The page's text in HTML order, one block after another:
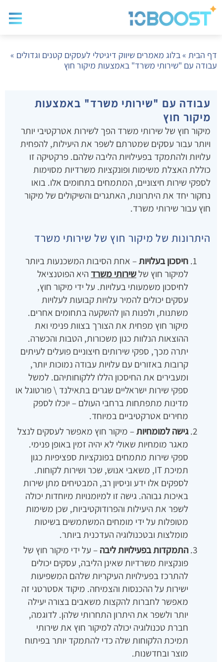
דף הבית »בלוג מאמרים שיווק דיגיטלי לעסקים קטנים וגדולים »
עבודה עם "שירותי משרד" באמצעות מיקור חוץ
עבודה עם "שירותי משרד" באמצעות
מיקור חוץ
מיקור חוץ של שירותי משרד הפך לשירות אטרקטיבי יותר
ויותר עבור עסקים שמטרתם לשפר את היעילות, להפחית
עלויות ולהתמקד בפעילויות הליבה שלהם. פרקטיקה זו
כוללת האצלת משימות ופונקציות משרדיות מסוימות
לספקי שירות חיצוניים, המתמחים בתחומים אלו. בואו
נחקור יחד את היתרונות, האתגרים והשיקולים של מיקור
חוץ עבור שירותי משרד.
היתרונות של מיקור חוץ של שירותי משרד
חיסכון בעלויות– אחת הסיבות המשכנעות ביותר
למיקור חוץ שלשירותי משרד היא הפוטנציאל
לחיסכון משמעותי בעלויות. על ידי מיקור חוץ,
עסקים יכולים להמיר עלויות קבועות לעלויות
משתנות, ולפנות הון להשקעה בתחומים אחרים.
מיקור חוץ מפחית את הצורך בצוות פנימי ואת
ההוצאות הנלוות כגון משכורות, הטבות והכשרה.
יתרה מכך, ספקי שירותים חיצוניים פועלים לעיתים
קרובות באזורים עם עלויות עבודה נמוכות יותר,
ומעבירים את החיסכון הללו ללקוחותיהם. למשל
ספקי שירות ישראליים שגרים בתאילנד \ פורטוגל או
מדינות מתפתחות ברחבי העולם – יוכלו לספק
מחירים אטרקטיביים במיוחד.
גישה למומחיות– מיקור חוץ מאפשר לעסקים לנצל
מאגר מומחיות שאולי לא יהיה זמין באופן פנימי.
ספקי שירות מתמחים בפונקציות ספציפיות כגון
תמיכת IT, משאבי אנוש, שכר ושירות לקוחות.
לספקים אלו ידע וניסיון רב, המבטיחים מתן שירות
באיכות גבוהה. גישה זו למיומנויות מיוחדות יכולה
לשפר את היעילות והפרודוקטיביות, שכן משימות
מטופלות על ידי מומחים המשתמשים בשיטות
מומלצות ובטכנולוגיה העדכנית ביותר.
התמקדות בפעילויות ליבה – על ידי מיקור חוץ של
פונקציות משרדיות שאינן הליבה, עסקים יכולים
להתרכז בפעילויות העיקריות שלהם המשפיעות
ישירות על ההכנסות והצמיחה. מיקוד אסטרטגי זה
מאפשר לחברות להקצות משאבים בצורה יעילה
יותר ולשפר את היתרון התחרותי שלהן. לדוגמה,
חברת טכנולוגיה יכולה למיקור חוץ את שירותי
תמיכת הלקוחות שלה כדי להתמקד יותר בפיתוח
מוצר ובחדשנות.